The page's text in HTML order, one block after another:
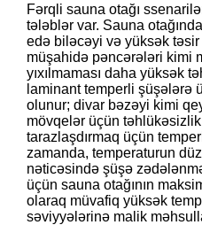
Fərqli sauna otağı
tələblər var. Sauna
edə biləcəyi və yüksək
müşahidə pəncərələri kimi
yıxılmaması daha yüksək
laminant temperli şüşələrə
olunur; divar bəzəyi kimi
mövqelər üçün
tarazlaşdırmaq üçün
zamanda, temperaturun
nəticəsində şüşə
üçün sauna otağının
olaraq müvafiq yüksək
səviyyələrinə malik